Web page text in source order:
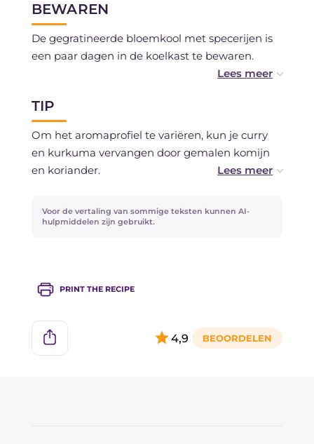
BEWAREN
De gegratineerde bloemkool met specerijen is
een paar dagen in de koelkast te bewaren.
TIP
Om het aromaprofiel te variëren, kun je curry
en kurkuma vervangen door gemalen komijn
en koriander.
Pas de hoeveelheid specerijen aan naar je eigen
smaak, voeg meer of minder toe zoals gewenst.
Voor de vertaling van sommige teksten kunnen AI-
hulpmiddelen zijn gebruikt.
PRINT THE RECIPE
4,9